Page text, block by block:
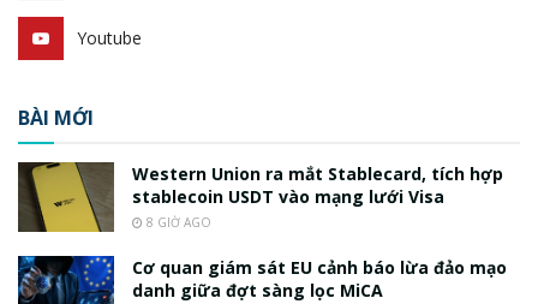
Youtube
BÀI MỚI
Western Union ra mắt Stablecard, tích hợp
stablecoin USDT vào mạng lưới Visa
8 GIỜ AGO
Cơ quan giám sát EU cảnh báo lừa đảo mạo
danh giữa đợt sàng lọc MiCA